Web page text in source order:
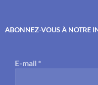
ABONNEZ-VOUS À NOTRE
E-mail *